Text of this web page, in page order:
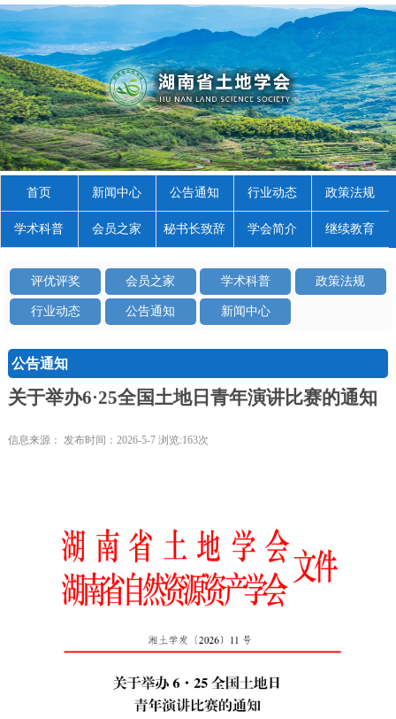
首页 新闻中心 公告通知 行业动态 政策法规
学术科普 会员之家 秘书长致辞 学会简介 继续教育
评优评奖 会员之家 学术科普 政策法规
行业动态 公告通知 新闻中心
公告通知
关于举办6·25全国土地日青年演讲比赛的通知
信息来源： 发布时间：2026-5-7 浏览:163次